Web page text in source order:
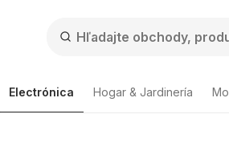
Electrónica Hogar & Jardinería